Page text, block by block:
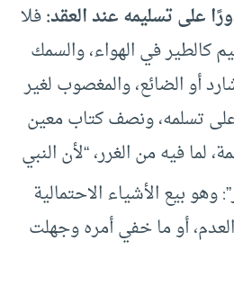
فلا
كالطير في الهواء، والسمك
أو الضائع، والمغصوب لغير
على تسلمه، ونصف كتاب معين
لما فيه من الغرر، “لأن النبي
وهو بيع الأشياء الاحتمالية
أو ما خفي أمره وجهلت